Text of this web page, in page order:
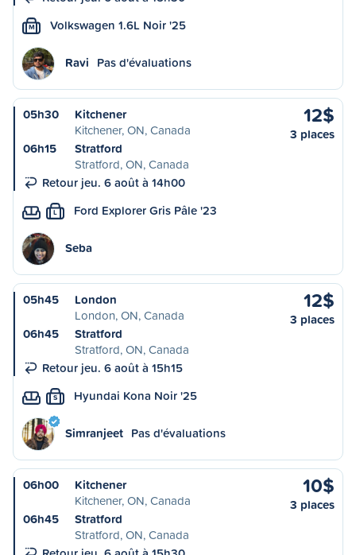
M Volkswagen 1.6L Noir '25
Ravi Pas d'évaluations
05h30
Kitchener
Kitchener, ON, Canada
06h15
Stratford
Stratford, ON, Canada
Retour jeu. 6 août à 14h00
12$
3 places
L Ford Explorer Gris Pâle '23
Seba
05h45
London
London, ON, Canada
06h45
Stratford
Stratford, ON, Canada
Retour jeu. 6 août à 15h15
12$
3 places
S Hyundai Kona Noir '25
Simranjeet Pas d'évaluations
06h00
Kitchener
Kitchener, ON, Canada
06h45
Stratford
Stratford, ON, Canada
10$
3 places